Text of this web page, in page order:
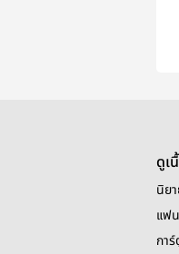
ดูเ
นิย
แฟ
กา